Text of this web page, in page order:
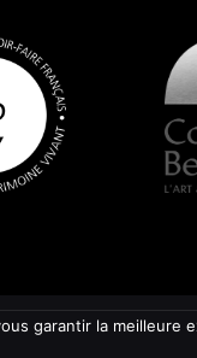
garantir la